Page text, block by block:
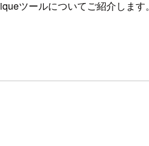
ツールについてご紹介します。